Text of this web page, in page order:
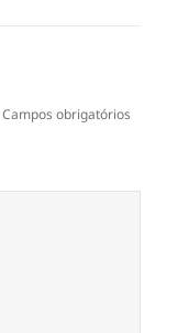
Campos obrigatórios